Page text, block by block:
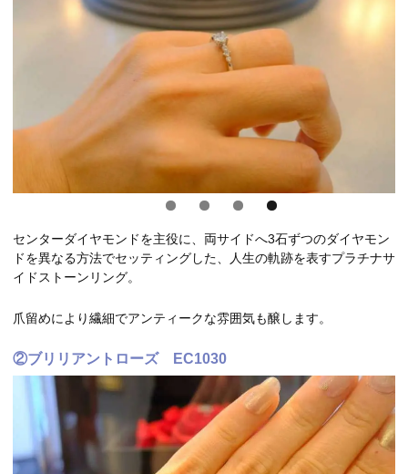
センターダイヤモンドを主役に、両サイドへ3石ずつのダイヤモン
ドを異なる方法でセッティングした、人生の軌跡を表すプラチナサ
イドストーンリング。
爪留めにより繊細でアンティークな雰囲気も醸します。
②ブリリアントローズ EC1030